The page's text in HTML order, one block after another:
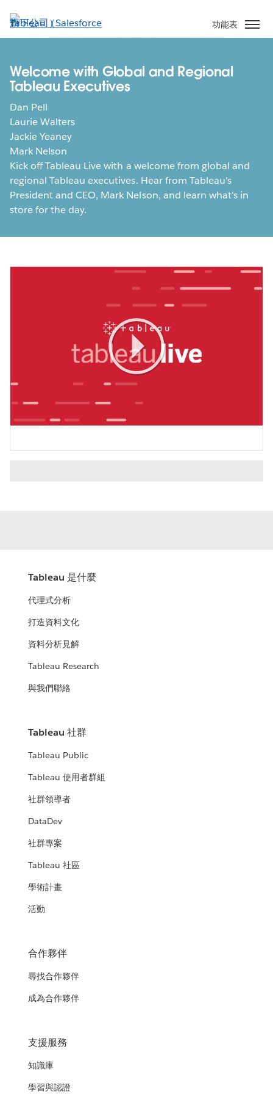
至
主
容
功能表
Welcome with Global and Regional
Tableau Executives
Dan Pell
Laurie Walters
Jackie Yeaney
Mark Nelson
Kick off Tableau Live with a welcome from global and
regional Tableau executives. Hear from Tableau's
President and CEO, Mark Nelson, and learn what's in
store for the day.
Play
Video
Tableau 是什麼
代理式分析
打造資料文化
資料分析見解
Tableau Research
與我們聯絡
Tableau 社群
Tableau Public
Tableau 使用者群組
社群領導者
DataDev
社群專案
Tableau 社區
學術計畫
活動
合作夥伴
尋找合作夥伴
成為合作夥伴
支援服務
知識庫
學習與認證